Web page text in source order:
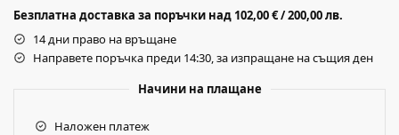
Безплатна доставка за поръчки над 102,00 € / 200,00 лв.
14 дни право на връщане
Направете поръчка преди 14:30, за изпращане на същия ден
Начини на плащане
Наложен платеж